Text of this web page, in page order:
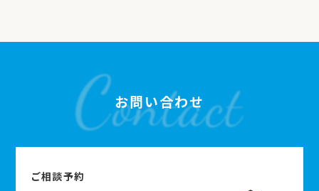
お問い合わせ
ご相談予約